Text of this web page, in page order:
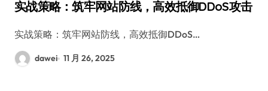
实战策略：筑牢网站防线，高效抵御DDoS攻击
实战策略：筑牢网站防线，高效抵御DDoS…
dawei 11 月 26, 2025